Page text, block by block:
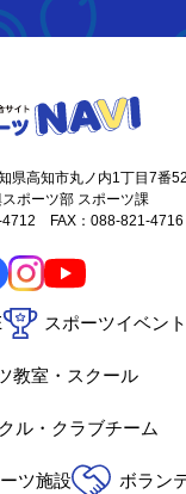
県高知市丸ノ内1丁目7番
ポーツ部 スポーツ課
4712 FAX：088-821-4716
スポーツイベン
教室・スクール
ル・クラブチーム
ツ施設 ボラン